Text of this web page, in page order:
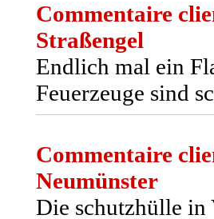
Commentaire
Straßengel
Endlich mal ein
Feuerzeuge sind
Commentaire
Neumünster
Die schutzhülle in